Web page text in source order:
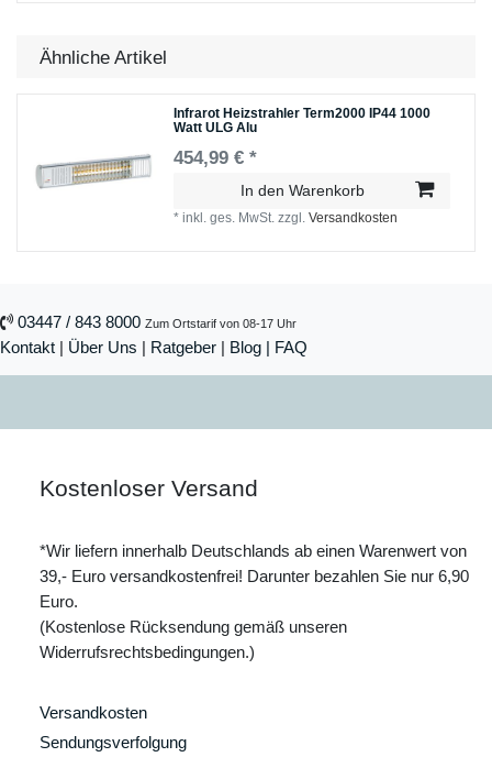
Ähnliche Artikel
Infrarot Heizstrahler Term2000 IP44 1000
Watt ULG Alu
454,99 € *
In den Warenkorb
*inkl. ges. MwSt. zzgl.Versandkosten
03447 / 843 8000 Zum Ortstarif von 08-17 Uhr
Kontakt | Über Uns | Ratgeber | Blog | FAQ
Kostenloser Versand
*Wir liefern innerhalb Deutschlands ab einen Warenwert von
39,- Euro versandkostenfrei! Darunter bezahlen Sie nur 6,90
Euro.
(Kostenlose Rücksendung gemäß unseren
Widerrufsrechtsbedingungen.)
Versandkosten
Sendungsverfolgung